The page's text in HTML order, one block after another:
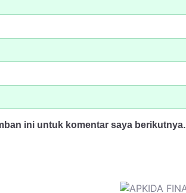
ini untuk komentar saya berikutnya.